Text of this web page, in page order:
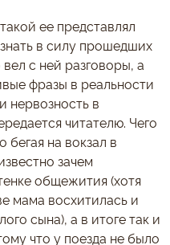
ее представлял
в силу прошедших
с ней разговоры, а
фразы в реальности
нервозность в
читателю. Чего
бегая на вокзал в
зачем
общежития (хотя
мама восхитилась и
сына), а в итоге так и
что у поезда не было